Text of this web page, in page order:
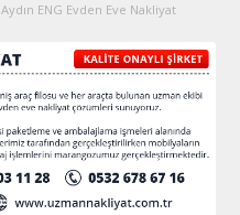
Aydın ENG Evden Eve Nakliyat